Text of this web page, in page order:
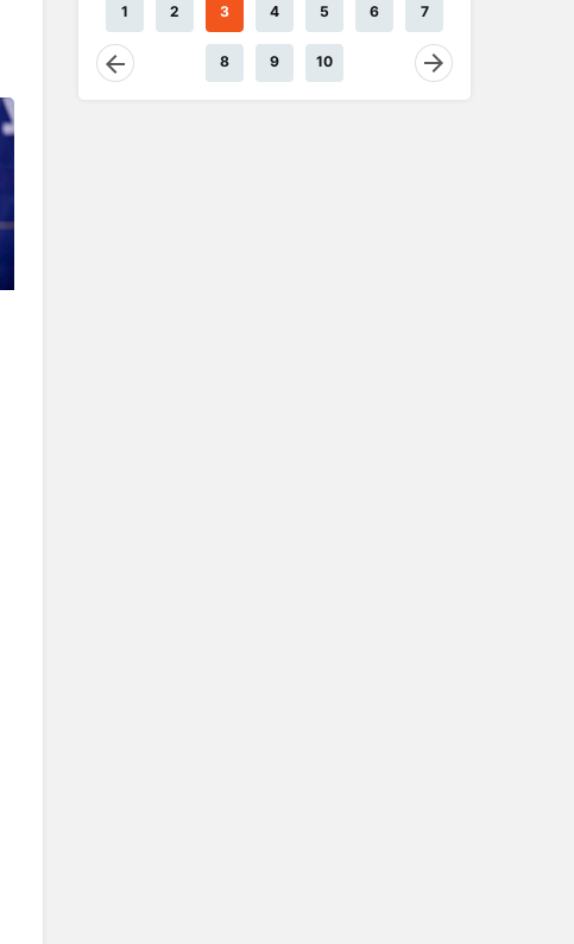
1 2 3 4 5 6 7
8 9 10